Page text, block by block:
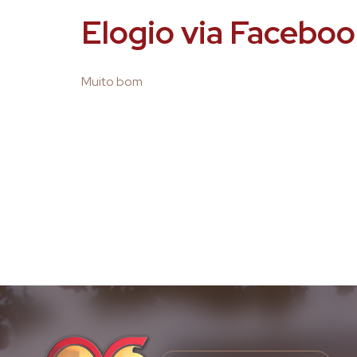
Elogio via
Muito bom